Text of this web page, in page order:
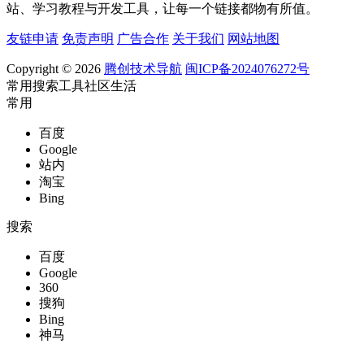
站、学习教程与开发工具，让每一个链接都物有所值。
友链申请 免责声明 广告合作 关于我们 网站地图
Copyright © 2026 腾创技术导航 闽ICP备2024076272号
常用搜索工具社区生活
常用
百度
Google
站内
淘宝
Bing
搜索
百度
Google
360
搜狗
Bing
神马